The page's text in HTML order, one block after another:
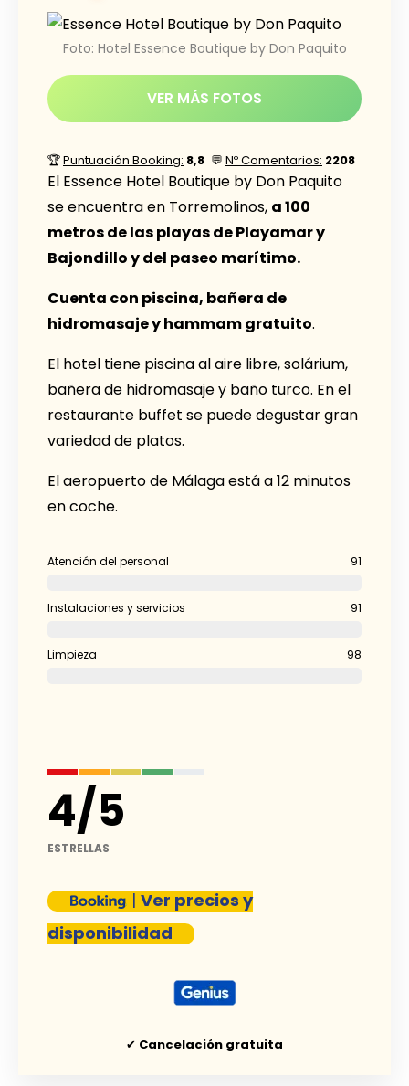
Foto: Hotel Essence Boutique by Don Paquito
VER MÁS FOTOS
🏆Puntuación Booking: 8,8 💬 Nº Comentarios: 2208
El Essence Hotel Boutique by Don Paquito
se encuentra en Torremolinos, a 100
metros de las playas de Playamar y
Bajondillo y del paseo marítimo.
Cuenta con piscina, bañera de
hidromasaje y hammam gratuito.
El hotel tiene piscina al aire libre, solárium,
bañera de hidromasaje y baño turco. En el
restaurante buffet se puede degustar gran
variedad de platos.
El aeropuerto de Málaga está a 12 minutos
en coche.
Atención del personal 91
Instalaciones y servicios 91
Limpieza 98
4/5
ESTRELLAS
| Ver precios y
disponibilidad
✔ Cancelación gratuita